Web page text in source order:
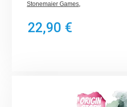
Stonemaier Games,
22,90 €